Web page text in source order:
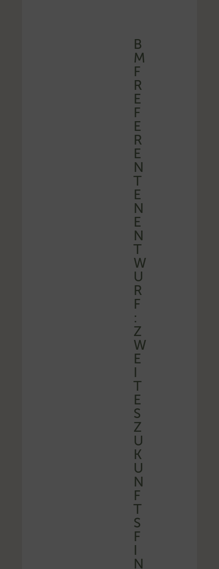
B
M
F
R
E
F
E
R
E
N
T
E
N
E
N
T
W
U
R
F
:
Z
W
E
I
T
E
S
Z
U
K
U
N
F
T
S
F
I
N